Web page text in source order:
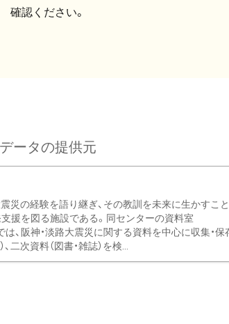
確認ください。
データの提供元
災の経験を語り継ぎ、その教訓を未来に生かすこ
援を図る施設である。同センターの資料室
阪神・淡路大震災に関する資料を中心に収集・保
二次資料（図書・雑誌）を検...